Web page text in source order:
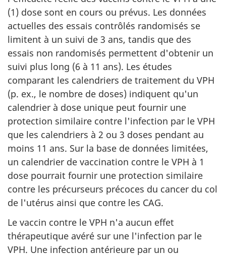
(1) dose sont en cours ou prévus. Les données
actuelles des essais contrôlés randomisés se
limitent à un suivi de 3 ans, tandis que des
essais non randomisés permettent d'obtenir un
suivi plus long (6 à 11 ans). Les études
comparant les calendriers de traitement du VPH
(p. ex., le nombre de doses) indiquent qu'un
calendrier à dose unique peut fournir une
protection similaire contre l'infection par le VPH
que les calendriers à 2 ou 3 doses pendant au
moins 11 ans. Sur la base de données limitées,
un calendrier de vaccination contre le VPH à 1
dose pourrait fournir une protection similaire
contre les précurseurs précoces du cancer du col
de l'utérus ainsi que contre les CAG.
Le vaccin contre le VPH n'a aucun effet
thérapeutique avéré sur une l'infection par le
VPH. Une infection antérieure par un ou